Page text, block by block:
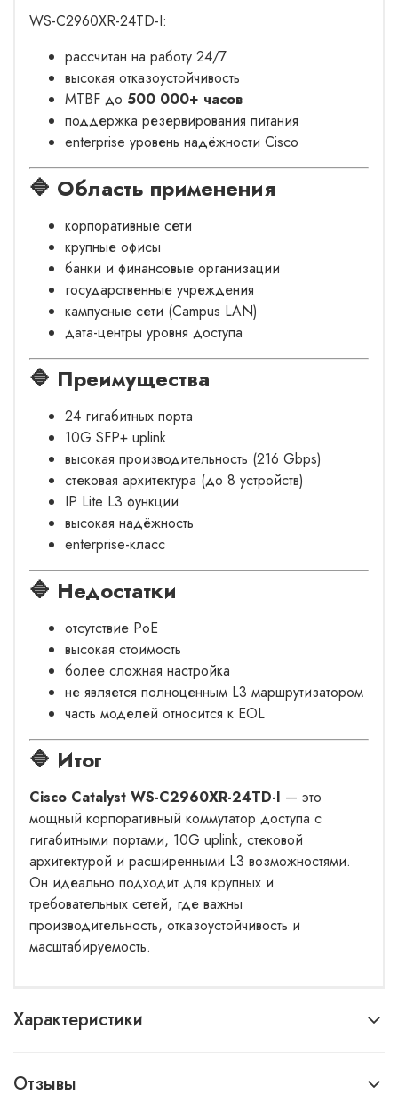
WS-C2960XR-24TD-I:
рассчитан на работу 24/7
высокая отказоустойчивость
MTBF до 500 000+ часов
поддержка резервирования питания
enterprise уровень надёжности Cisco
🔷 Область применения
корпоративные сети
крупные офисы
банки и финансовые организации
государственные учреждения
кампусные сети (Campus LAN)
дата-центры уровня доступа
🔷 Преимущества
24 гигабитных порта
10G SFP+ uplink
высокая производительность (216 Gbps)
стековая архитектура (до 8 устройств)
IP Lite L3 функции
высокая надёжность
enterprise-класс
🔷 Недостатки
отсутствие PoE
высокая стоимость
более сложная настройка
не является полноценным L3 маршрутизатором
часть моделей относится к EOL
🔷 Итог
Cisco Catalyst WS-C2960XR-24TD-I — это
мощный корпоративный коммутатор доступа с
гигабитными портами, 10G uplink, стековой
архитектурой и расширенными L3 возможностями.
Он идеально подходит для крупных и
требовательных сетей, где важны
производительность, отказоустойчивость и
масштабируемость.
Характеристики
Отзывы